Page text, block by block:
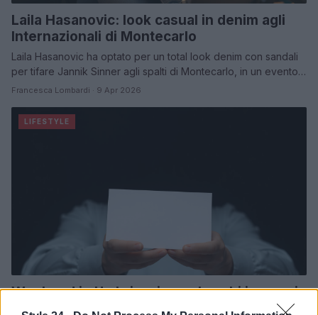
Laila Hasanovic: look casual in denim agli
Internazionali di Montecarlo
Laila Hasanovic ha optato per un total look denim con sandali
per tifare Jannik Sinner agli spalti di Montecarlo, in un evento…
Francesca Lombardi · 9 Apr 2026
LIFESTYLE
Weekend in Umbria: cinque borghi immersi
nella natura per la primavera